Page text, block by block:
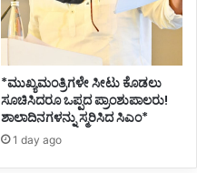
*ಮುಖ್ಯಮಂತ್ರಿಗಳೇ ಸೀಟು ಕೊಡಲು
ಸೂಚಿಸಿದರೂ ಒಪ್ಪದ ಪ್ರಾಂಶುಪಾಲರು!
ಶಾಲಾದಿನಗಳನ್ನು ಸ್ಮರಿಸಿದ ಸಿಎಂ*
1 day ago